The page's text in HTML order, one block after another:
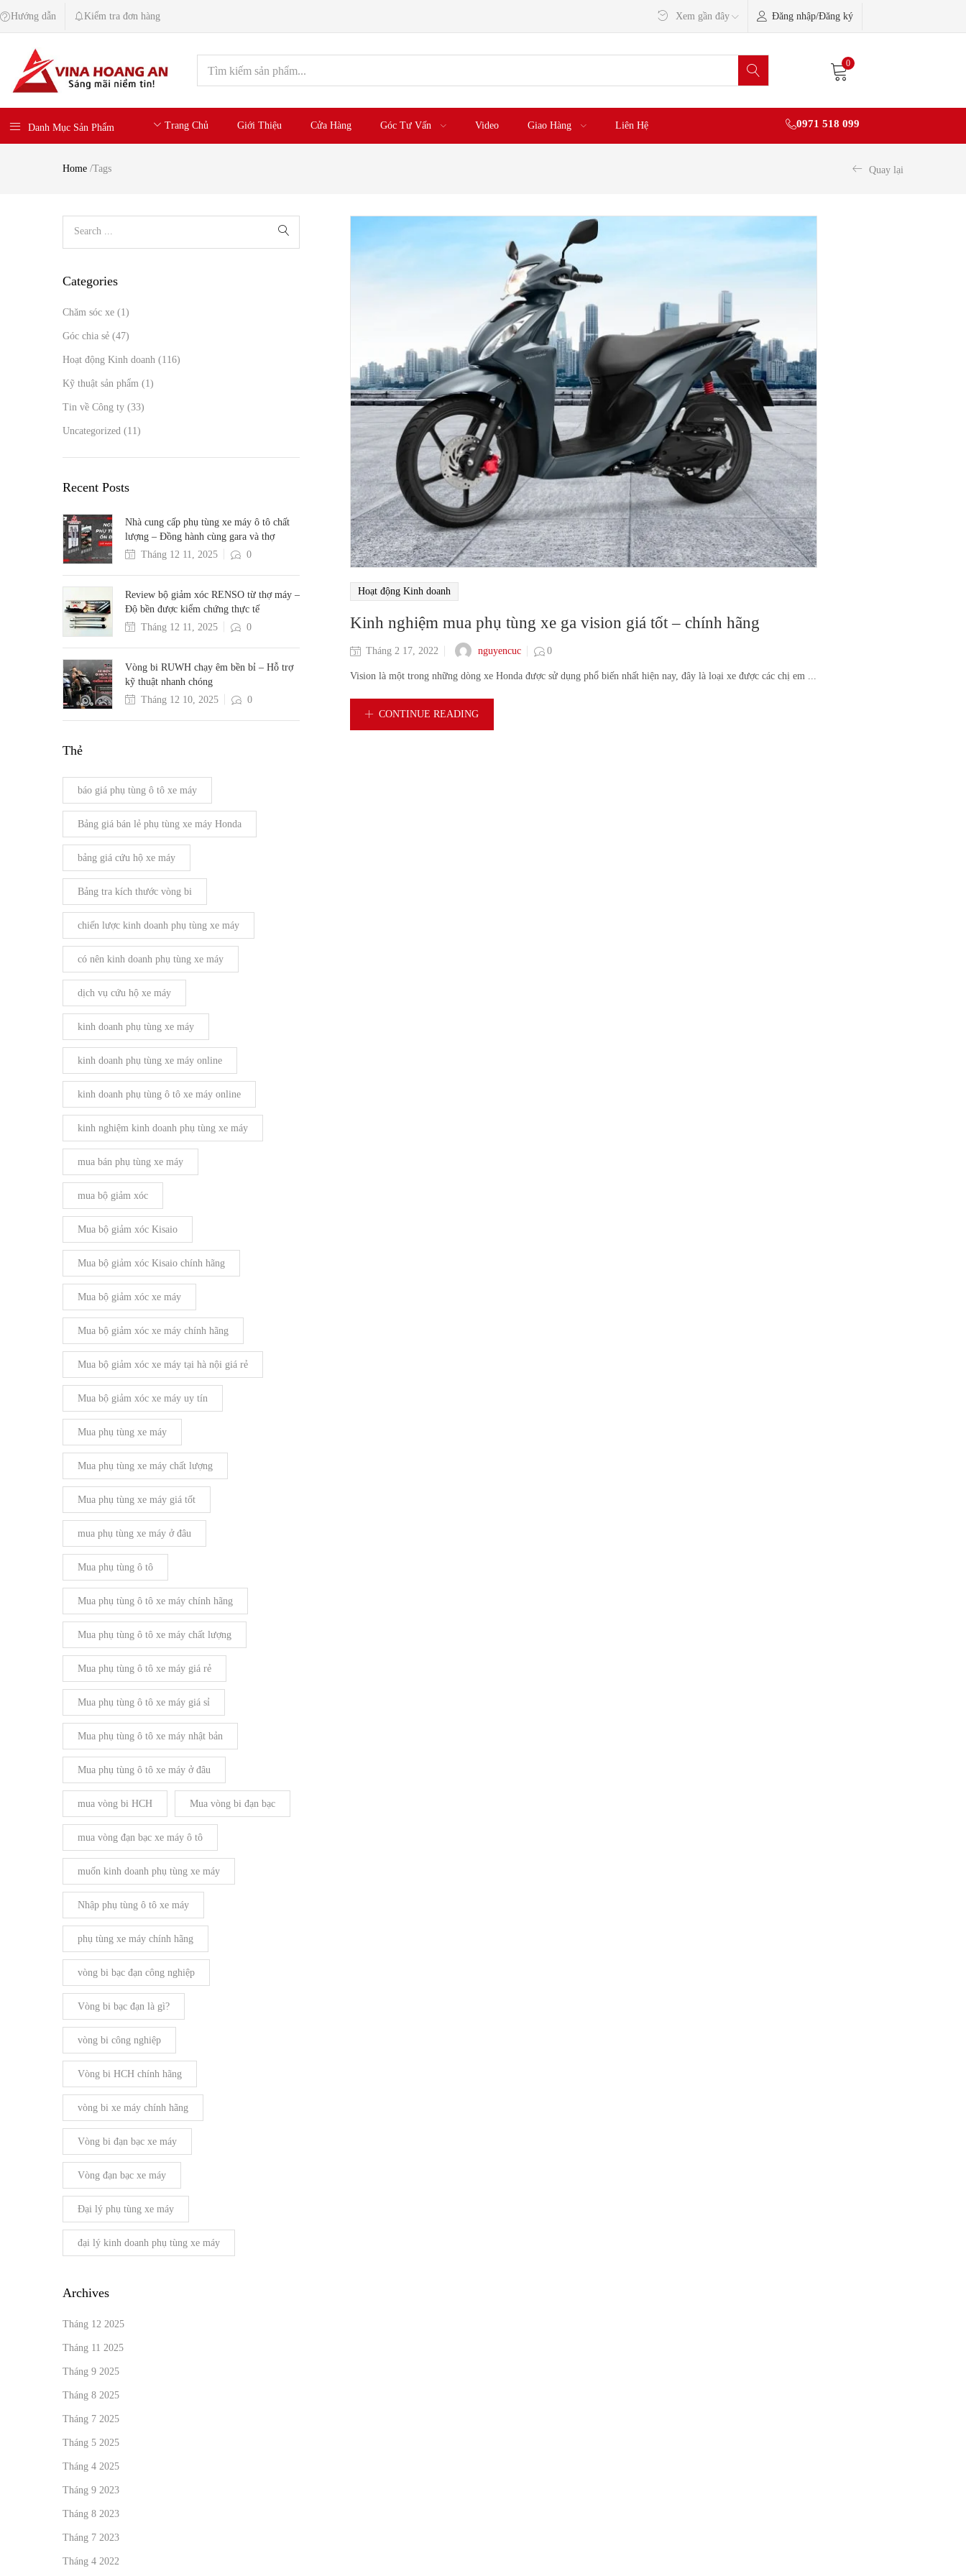
Hướng dẫn Kiểm tra đơn hàng Xem gần đây Đăng nhập/Đăng ký
0
Danh Mục Sản Phẩm Trang Chủ Giới Thiệu Cửa Hàng Góc Tư Vấn Video Giao Hàng Liên Hệ 0971 518 099
Home /Tags Quay lại
Hoạt động Kinh doanh
Kinh nghiệm mua phụ tùng xe ga vision giá tốt – chính hãng
Tháng 2 17, 2022 nguyencuc 0
Vision là một trong những dòng xe Honda được sử dụng phổ biến nhất hiện nay, đây là loại xe được các chị em ...
CONTINUE READING
Categories
Chăm sóc xe (1)
Góc chia sẻ (47)
Hoạt động Kinh doanh (116)
Kỹ thuật sản phẩm (1)
Tin về Công ty (33)
Uncategorized (11)
Recent Posts
Nhà cung cấp phụ tùng xe máy ô tô chất
lượng – Đồng hành cùng gara và thợ
Tháng 12 11, 2025
0
Review bộ giảm xóc RENSO từ thợ máy –
Độ bền được kiểm chứng thực tế
Tháng 12 11, 2025
0
Vòng bi RUWH chạy êm bền bỉ – Hỗ trợ
kỹ thuật nhanh chóng
Tháng 12 10, 2025
0
Thẻ
báo giá phụ tùng ô tô xe máy
Bảng giá bán lẻ phụ tùng xe máy Honda
bảng giá cứu hộ xe máy
Bảng tra kích thước vòng bi
chiến lược kinh doanh phụ tùng xe máy
có nên kinh doanh phụ tùng xe máy
dịch vụ cứu hộ xe máy
kinh doanh phụ tùng xe máy
kinh doanh phụ tùng xe máy online
kinh doanh phụ tùng ô tô xe máy online
kinh nghiệm kinh doanh phụ tùng xe máy
mua bán phụ tùng xe máy
mua bộ giảm xóc
Mua bộ giảm xóc Kisaio
Mua bộ giảm xóc Kisaio chính hãng
Mua bộ giảm xóc xe máy
Mua bộ giảm xóc xe máy chính hãng
Mua bộ giảm xóc xe máy tại hà nội giá rẻ
Mua bộ giảm xóc xe máy uy tín
Mua phụ tùng xe máy
Mua phụ tùng xe máy chất lượng
Mua phụ tùng xe máy giá tốt
mua phụ tùng xe máy ở đâu
Mua phụ tùng ô tô
Mua phụ tùng ô tô xe máy chính hãng
Mua phụ tùng ô tô xe máy chất lượng
Mua phụ tùng ô tô xe máy giá rẻ
Mua phụ tùng ô tô xe máy giá sỉ
Mua phụ tùng ô tô xe máy nhật bản
Mua phụ tùng ô tô xe máy ở đâu
mua vòng bi HCH Mua vòng bi đạn bạc
mua vòng đạn bạc xe máy ô tô
muốn kinh doanh phụ tùng xe máy
Nhập phụ tùng ô tô xe máy
phụ tùng xe máy chính hãng
vòng bi bạc đạn công nghiệp
Vòng bi bạc đạn là gì?
vòng bi công nghiệp
Vòng bi HCH chính hãng
vòng bi xe máy chính hãng
Vòng bi đạn bạc xe máy
Vòng đạn bạc xe máy
Đại lý phụ tùng xe máy
đại lý kinh doanh phụ tùng xe máy
Archives
Tháng 12 2025
Tháng 11 2025
Tháng 9 2025
Tháng 8 2025
Tháng 7 2025
Tháng 5 2025
Tháng 4 2025
Tháng 9 2023
Tháng 8 2023
Tháng 7 2023
Tháng 4 2022